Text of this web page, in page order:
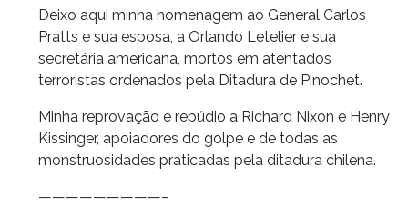
Deixo aqui minha homenagem ao General Carlos
Pratts e sua esposa, a Orlando Letelier e sua
secretária americana, mortos em atentados
terroristas ordenados pela Ditadura de Pinochet.
Minha reprovação e repúdio a Richard Nixon e Henry
Kissinger, apoiadores do golpe e de todas as
monstruosidades praticadas pela ditadura chilena.
—————————–